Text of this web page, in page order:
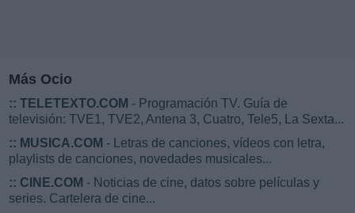
Más Ocio
:: TELETEXTO.COM - Programación TV. Guía de
televisión: TVE1, TVE2, Antena 3, Cuatro, Tele5, La Sexta...
:: MUSICA.COM - Letras de canciones, vídeos con letra,
playlists de canciones, novedades musicales...
:: CINE.COM - Noticias de cine, datos sobre películas y
series. Cartelera de cine...